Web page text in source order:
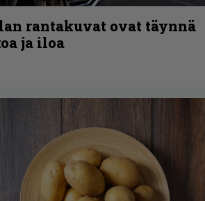
rantakuvat ovat täynnä
ja iloa